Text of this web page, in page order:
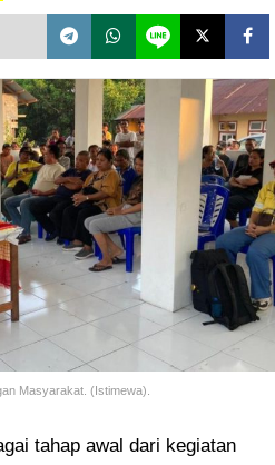
Masyarakat. (Istimewa).
tahap awal dari kegiatan